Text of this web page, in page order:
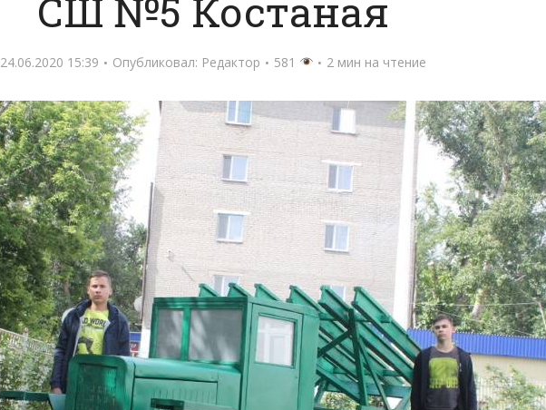
СШ №5 Костаная
24.06.2020 15:39 Опубликовал: Редактор 581 2 мин на чтение